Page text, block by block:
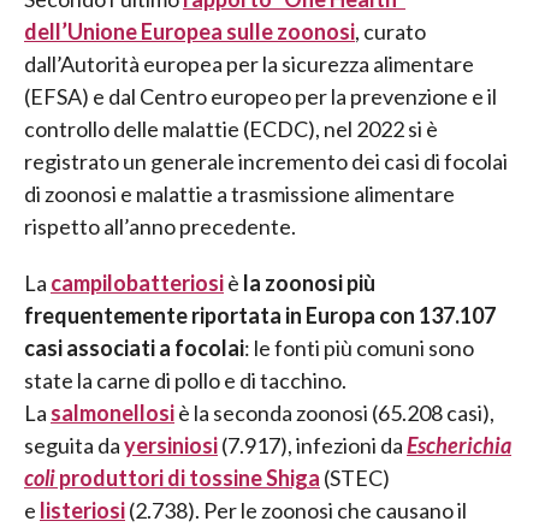
dell’Unione Europea sulle zoonosi, curato
dall’Autorità europea per la sicurezza alimentare
(EFSA) e dal Centro europeo per la prevenzione e il
controllo delle malattie (ECDC), nel 2022 si è
registrato un generale incremento dei casi di focolai
di zoonosi e malattie a trasmissione alimentare
rispetto all’anno precedente.
La campilobatteriosiè la zoonosi più
frequentemente riportata in Europa con 137.107
casi associati a focolai: le fonti più comuni sono
state la carne di pollo e di tacchino.
La salmonellosiè la seconda zoonosi (65.208 casi),
seguita dayersiniosi(7.917), infezioni daEscherichia
coliproduttori di tossine Shiga (STEC)
e listeriosi(2.738). Per le zoonosi che causano il